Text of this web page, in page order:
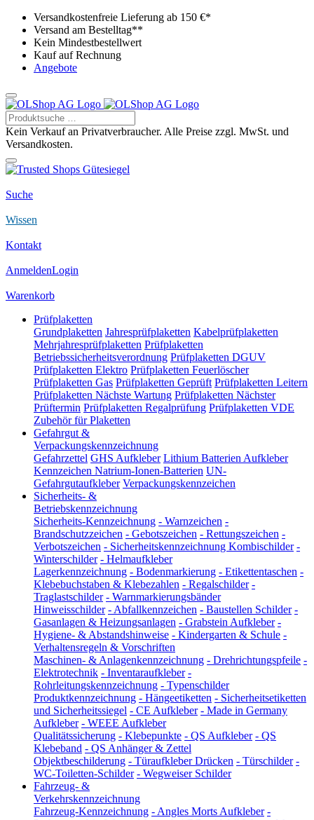
Versandkostenfreie Lieferung ab 150 €*
Versand am Bestelltag**
Kein Mindestbestellwert
Kauf auf Rechnung
Angebote
Kein Verkauf an Privatverbraucher. Alle Preise zzgl. MwSt. und
Versandkosten.
Suche
Wissen
Kontakt
AnmeldenLogin
Warenkorb
Prüfplaketten
Grundplaketten Jahresprüfplaketten Kabelprüfplaketten
Mehrjahresprüfplaketten Prüfplaketten
Betriebssicherheitsverordnung Prüfplaketten DGUV
Prüfplaketten Elektro Prüfplaketten Feuerlöscher
Prüfplaketten Gas Prüfplaketten Geprüft Prüfplaketten Leitern
Prüfplaketten Nächste Wartung Prüfplaketten Nächster
Prüftermin Prüfplaketten Regalprüfung Prüfplaketten VDE
Zubehör für Plaketten
Gefahrgut &
Verpackungskennzeichnung
Gefahrzettel GHS Aufkleber Lithium Batterien Aufkleber
Kennzeichen Natrium-Ionen-Batterien UN-
Gefahrgutaufkleber Verpackungskennzeichen
Sicherheits- &
Betriebskennzeichnung
Sicherheits-Kennzeichnung - Warnzeichen -
Brandschutzzeichen - Gebotszeichen - Rettungszeichen -
Verbotszeichen - Sicherheitskennzeichnung Kombischilder -
Winterschilder - Helmaufkleber
Lagerkennzeichnung - Bodenmarkierung - Etikettentaschen -
Klebebuchstaben & Klebezahlen - Regalschilder -
Traglastschilder - Warnmarkierungsbänder
Hinweisschilder - Abfallkennzeichen - Baustellen Schilder -
Gasanlagen & Heizungsanlagen - Grabstein Aufkleber -
Hygiene- & Abstandshinweise - Kindergarten & Schule -
Verhaltensregeln & Vorschriften
Maschinen- & Anlagenkennzeichnung - Drehrichtungspfeile -
Elektrotechnik - Inventaraufkleber -
Rohrleitungskennzeichnung - Typenschilder
Produktkennzeichnung - Hängeetiketten - Sicherheitsetiketten
und Sicherheitssiegel - CE Aufkleber - Made in Germany
Aufkleber - WEEE Aufkleber
Qualitätssicherung - Klebepunkte - QS Aufkleber - QS
Klebeband - QS Anhänger & Zettel
Objektbeschilderung - Türaufkleber Drücken - Türschilder -
WC-Toiletten-Schilder - Wegweiser Schilder
Fahrzeug- &
Verkehrskennzeichnung
Fahrzeug-Kennzeichnung - Angles Morts Aufkleber -